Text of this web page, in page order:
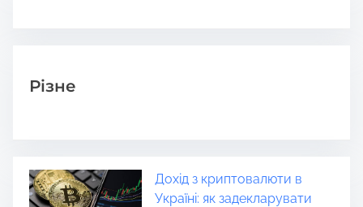
Різне
Дохід з криптовалюти в
Україні: як задекларувати